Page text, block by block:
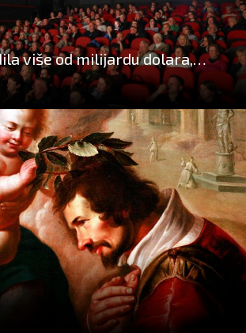
više od milijardu dolara,
film Christophera Nolana